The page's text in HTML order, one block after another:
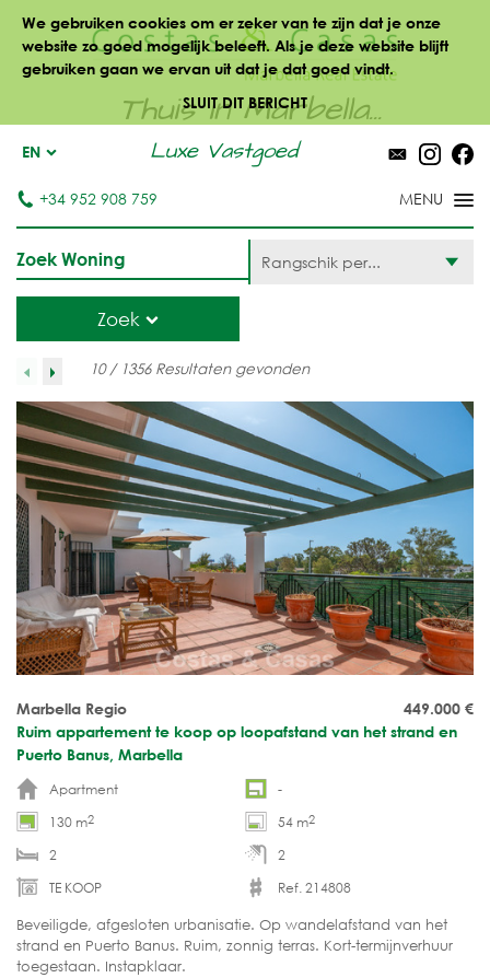
We gebruiken cookies om er zeker van te zijn dat je onze
website zo goed mogelijk beleeft. Als je deze website blijft
gebruiken gaan we ervan uit dat je dat goed vindt.
SLUIT DIT BERICHT
Thuis in Marbella...
Luxe Vastgoed
EN
+34 952 908 759
Zoek Woning
Zoek
Rangschik per...
10 / 1356 Resultaten gevonden
449.000 €
Marbella Regio
Ruim appartement te koop op loopafstand van het strand en
Puerto Banus, Marbella
Apartment
-
130 m2 54 m2
2
2
TE KOOP
Ref. 214808
Beveiligde, afgesloten urbanisatie. Op wandelafstand van het
strand en Puerto Banus. Ruim, zonnig terras. Kort-termijnverhuur
toegestaan. Instapklaar.